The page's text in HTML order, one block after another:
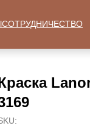
СОТРУДНИЧЕСТВО